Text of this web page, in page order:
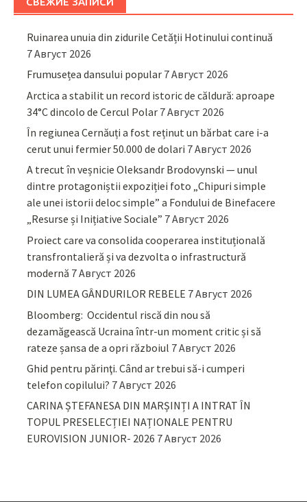
Ruinarea unuia din zidurile Cetății Hotinului continuă
7 Август 2026
Frumusețea dansului popular 7 Август 2026
Arctica a stabilit un record istoric de căldură: aproape
34°C dincolo de Cercul Polar 7 Август 2026
În regiunea Cernăuți a fost reținut un bărbat care i-a
cerut unui fermier 50.000 de dolari 7 Август 2026
A trecut în veșnicie Oleksandr Brodovynski — unul
dintre protagoniștii expoziției foto „Chipuri simple
ale unei istorii deloc simple” a Fondului de Binefacere
„Resurse și Inițiative Sociale” 7 Август 2026
Proiect care va consolida cooperarea instituțională
transfrontalieră și va dezvolta o infrastructură
modernă 7 Август 2026
DIN LUMEA GÂNDURILOR REBELE 7 Август 2026
Bloomberg: Occidentul riscă din nou să
dezamăgească Ucraina într-un moment critic și să
rateze șansa de a opri războiul 7 Август 2026
Ghid pentru părinţi. Când ar trebui să-i cumperi
telefon copilului? 7 Август 2026
CARINA ȘTEFANESA DIN MARȘINȚI A INTRAT ÎN
TOPUL PRESELECȚIEI NAȚIONALE PENTRU
EUROVISION JUNIOR- 2026 7 Август 2026